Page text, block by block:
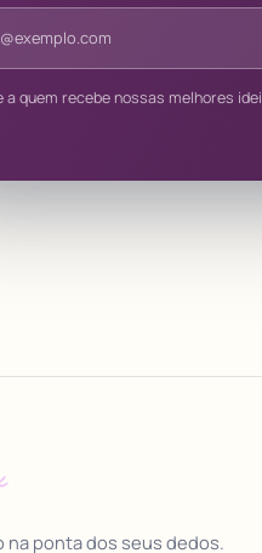
de e-mail
a quem recebe nossas melhores
na ponta dos seus dedos.